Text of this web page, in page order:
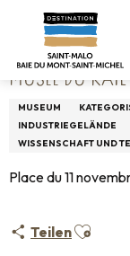
contenu
principal
Startseite
MUSÉE DU RAIL
MUSEUM
INDUSTRIEGELÄNDE
WISSENSCHAFT UND
Place du 11
TeilenAjouter